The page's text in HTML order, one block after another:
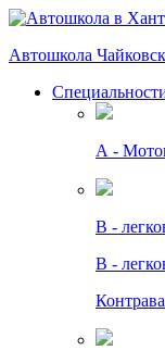
Автошкола
А -
B -
B -